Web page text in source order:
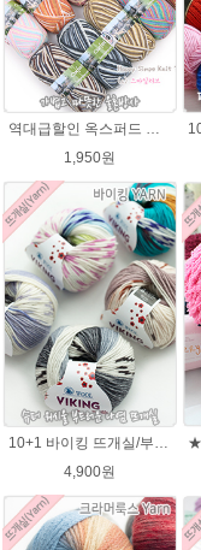
역대급할인 옥스퍼드 나염뜨개실 털실
1,950원
10+1 바이킹 뜨개실/부드러운 나염 아기털실 목도리실 Viking Yarn
4,900원